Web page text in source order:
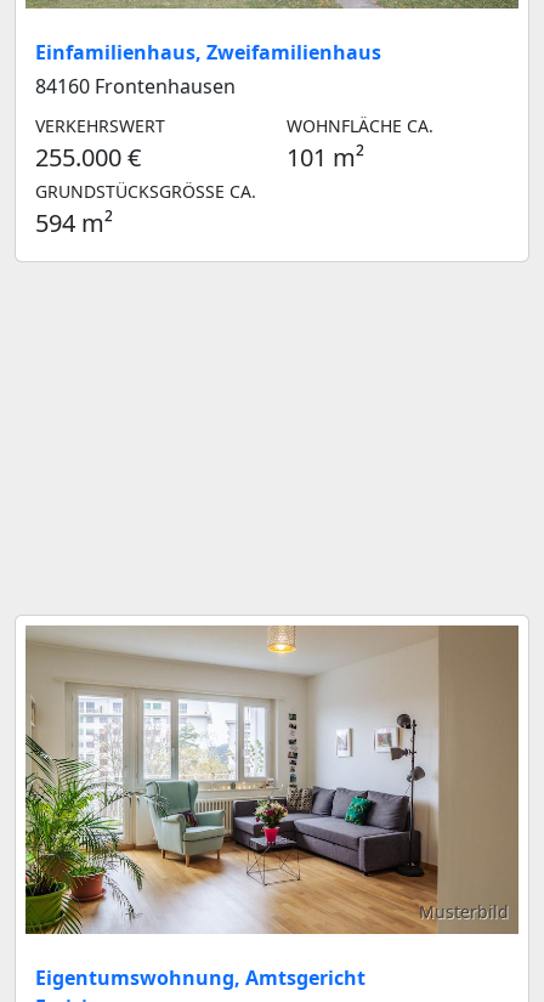
Einfamilienhaus, Zweifamilienhaus
84160 Frontenhausen
VERKEHRSWERT
255.000 €
WOHNFLÄCHE CA.
101 m²
GRUNDSTÜCKSGRÖSSE CA.
594 m²
Musterbild
Eigentumswohnung, Amtsgericht